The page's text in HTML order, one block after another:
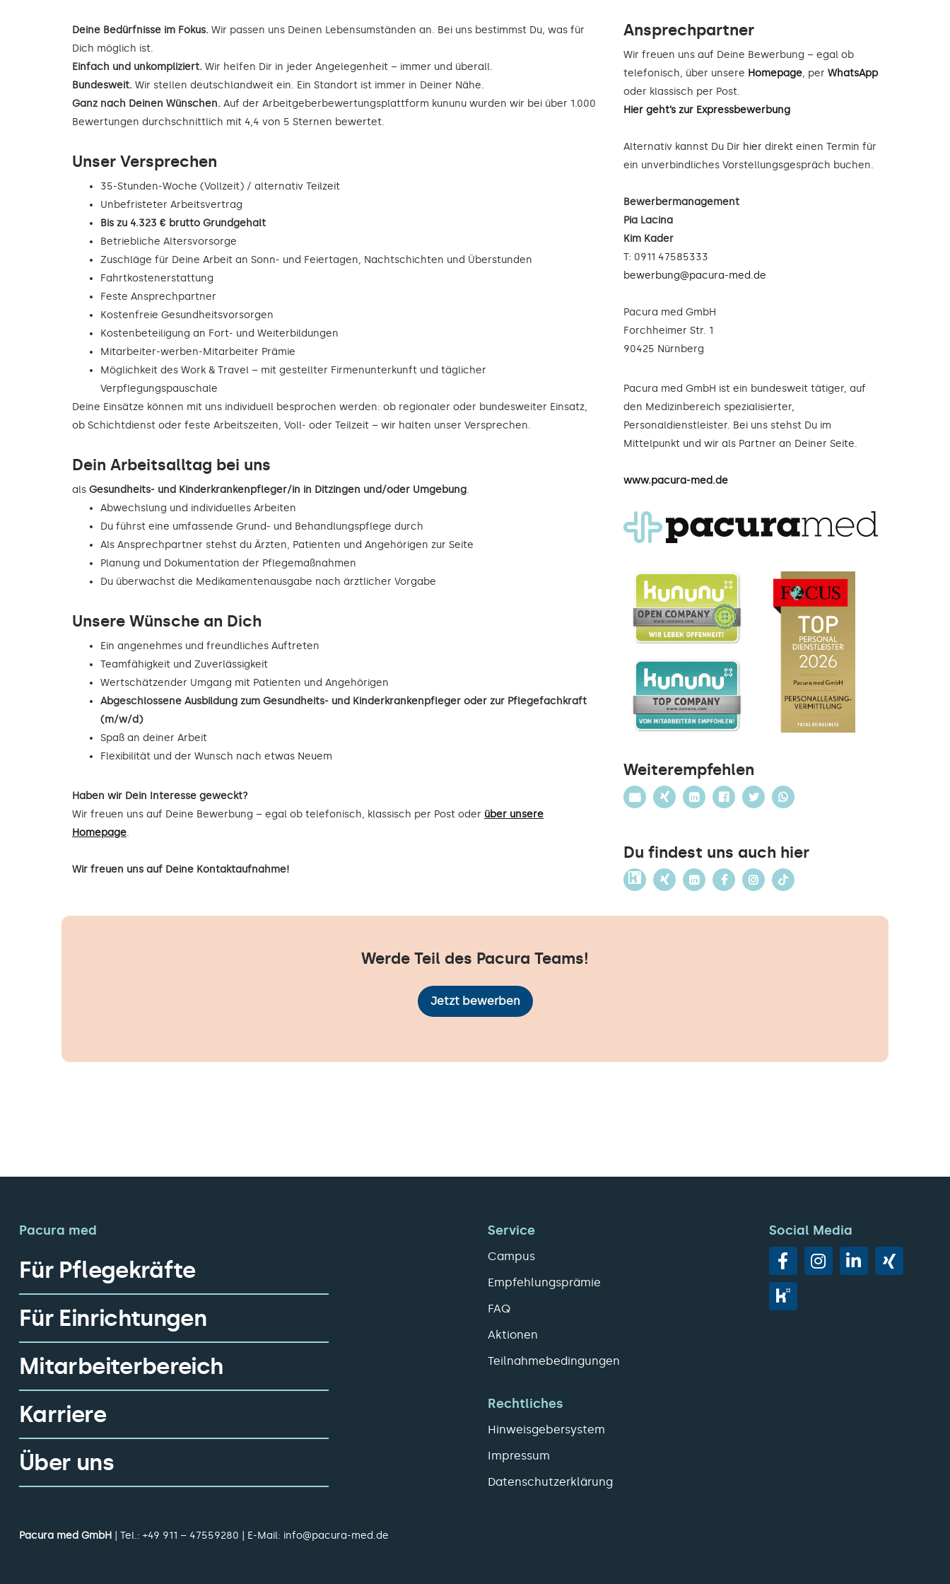
Deine Bedürfnisse im Fokus. Wir passen uns Deinen Lebensumständen an. Bei uns bestimmst Du, was für
Dich möglich ist.
Einfach und unkompliziert. Wir helfen Dir in jeder Angelegenheit – immer und überall.
Bundesweit. Wir stellen deutschlandweit ein. Ein Standort ist immer in Deiner Nähe.
Ganz nach Deinen Wünschen. Auf der Arbeitgeberbewertungsplattform kununu wurden wir bei über 1.000
Bewertungen durchschnittlich mit 4,4 von 5 Sternen bewertet.
Unser Versprechen
35-Stunden-Woche (Vollzeit) / alternativ Teilzeit
Unbefristeter Arbeitsvertrag
Bis zu 4.323 € brutto Grundgehalt
Betriebliche Altersvorsorge
Zuschläge für Deine Arbeit an Sonn- und Feiertagen, Nachtschichten und Überstunden
Fahrtkostenerstattung
Feste Ansprechpartner
Kostenfreie Gesundheitsvorsorgen
Kostenbeteiligung an Fort- und Weiterbildungen
Mitarbeiter-werben-Mitarbeiter Prämie
Möglichkeit des Work & Travel – mit gestellter Firmenunterkunft und täglicher
Verpflegungspauschale
Deine Einsätze können mit uns individuell besprochen werden: ob regionaler oder bundesweiter Einsatz,
ob Schichtdienst oder feste Arbeitszeiten, Voll- oder Teilzeit – wir halten unser Versprechen.
Dein Arbeitsalltag bei uns
als Gesundheits- und Kinderkrankenpfleger/in in Ditzingen und/oder Umgebung.
Abwechslung und individuelles Arbeiten
Du führst eine umfassende Grund- und Behandlungspflege durch
Als Ansprechpartner stehst du Ärzten, Patienten und Angehörigen zur Seite
Planung und Dokumentation der Pflegemaßnahmen
Du überwachst die Medikamentenausgabe nach ärztlicher Vorgabe
Unsere Wünsche an Dich
Ein angenehmes und freundliches Auftreten
Teamfähigkeit und Zuverlässigkeit
Wertschätzender Umgang mit Patienten und Angehörigen
Abgeschlossene Ausbildung zum Gesundheits- und Kinderkrankenpfleger oder zur Pflegefachkraft
(m/w/d)
Spaß an deiner Arbeit
Flexibilität und der Wunsch nach etwas Neuem
Haben wir Dein Interesse geweckt?
Wir freuen uns auf Deine Bewerbung – egal ob telefonisch, klassisch per Post oder über unsere
Homepage.
Wir freuen uns auf Deine Kontaktaufnahme!
Ansprechpartner
Wir freuen uns auf Deine Bewerbung – egal ob
telefonisch, über unsere Homepage, per WhatsApp
oder klassisch per Post.
Hier geht’s zur Expressbewerbung
Alternativ kannst Du Dir hier direkt einen Termin für
ein unverbindliches Vorstellungsgespräch buchen.
Bewerbermanagement
Pia Lacina
Kim Kader
T: 0911 47585333
bewerbung@pacura-med.de
Pacura med GmbH
Forchheimer Str. 1
90425 Nürnberg
Pacura med GmbH ist ein bundesweit tätiger, auf
den Medizinbereich spezialisierter,
Personaldienstleister. Bei uns stehst Du im
Mittelpunkt und wir als Partner an Deiner Seite.
www.pacura-med.de
Weiterempfehlen
Du findest uns auch hier
Werde Teil des Pacura Teams!
Jetzt bewerben
Pacura med
Für Pflegekräfte
Für Einrichtungen
Mitarbeiterbereich
Karriere
Über uns
Service
Campus
Empfehlungsprämie
FAQ
Aktionen
Teilnahmebedingungen
Rechtliches
Hinweisgebersystem
Impressum
Datenschutzerklärung
Social Media
Pacura med GmbH | Tel.: +49 911 – 47559280 | E-Mail: info@pacura-med.de